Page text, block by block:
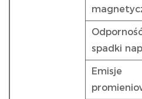
spadki
Emisje